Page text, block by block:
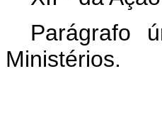
Parágrafo
Ministérios.